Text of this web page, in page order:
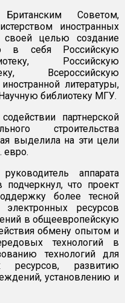
Советом,
иностранных
своей целью создание
в себя Российскую
Российскую
Всероссийскую
литературы,
библиотеку МГУ.
партнерской
строительства
выделила на эти цели
евро.
аппарата
что проект
более тесной
ресурсов
в общеевропейскую
обмену опытом и
технологий в
технологий для
ресурсов, развитию
установлению и